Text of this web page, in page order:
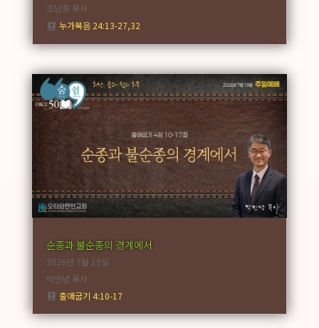
조남종 목사
누가복음 24:13-27,32
순종과 불순종의 경계에서
2026년 7월 19일
박만녕 목사
출애굽기 4:10-17